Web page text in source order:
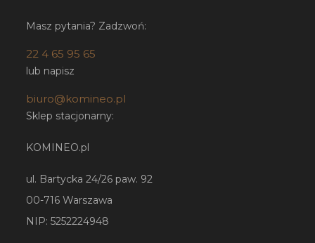
Masz pytania? Zadzwoń:
22 4 65 95 65
lub napisz
biuro@komineo.pl
Sklep stacjonarny:
KOMINEO.pl
ul. Bartycka 24/26 paw. 92
00-716 Warszawa
NIP: 5252224948